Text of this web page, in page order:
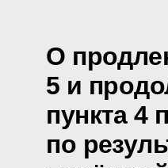
О
5 и
пункта 4
по